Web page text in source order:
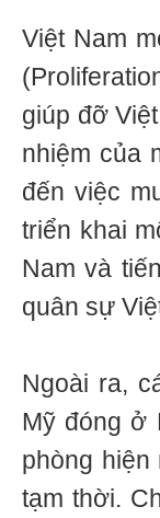
Việt Nam
giúp đỡ
nhiệm của
đến việc
triển khai
Nam và
quân sự
Ngoài ra,
Mỹ đóng ở
phòng
tạm thời.